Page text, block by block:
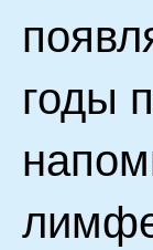
годы